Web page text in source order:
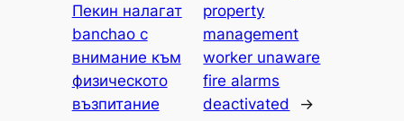
Пекин налагат
banchao с
внимание към
физическото
възпитание
property
management
worker unaware
fire alarms
deactivated
→